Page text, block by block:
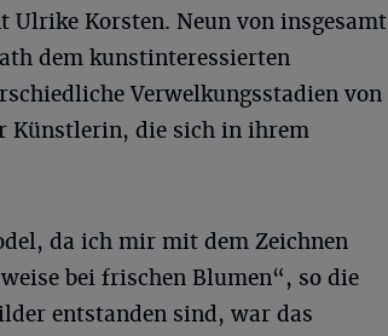
Korsten. Neun von insgesamt
dem kunstinteressierten
Verwelkungsstadien von
Künstlerin, die sich in ihrem
da ich mir mit dem Zeichnen
bei frischen Blumen“, so die
entstanden sind, war das